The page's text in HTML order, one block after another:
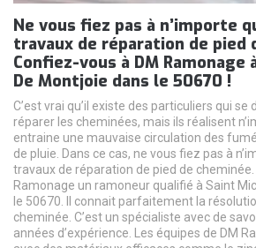
Ne vous fiez pas à n’importe
travaux de réparation de pied
Confiez-vous à DM Ramonage
De Montjoie dans le 50670 !
C’est vrai qu’il existe des particuliers qui se
réparer les cheminées, mais ils réalisent
entraine une mauvaise circulation des
de pluie. Dans ce cas, ne vous fiez pas à
travaux de réparation de pied de
Ramonage un ramoneur qualifié à Saint
le 50670. Il connait parfaitement la
cheminée. C’est un spécialiste avec de
années d’expérience. Les équipes de DM